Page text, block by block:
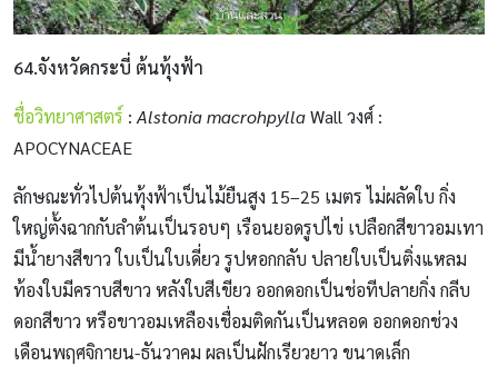
64.จังหวัดกระบี่ ต้นทุ้งฟ้า
ชื่อวิทยาศาสตร์ : Alstonia macrohpyllaWall วงศ์ :
APOCYNACEAE
ลักษณะทั่วไปต้นทุ้งฟ้าเป็นไม้ยืนสูง 15–25 เมตร ไม่ผลัดใบ กิ่ง
ใหญ่ตั้งฉากกับลำต้นเป็นรอบๆ เรือนยอดรูปไข่ เปลือกสีขาวอมเทา
มีน้ำยางสีขาว ใบเป็นใบเดี่ยว รูปหอกกลับ ปลายใบเป็นติ่งแหลม
ท้องใบมีคราบสีขาว หลังใบสีเขียว ออกดอกเป็นช่อทีปลายกิ่ง กลีบ
ดอกสีขาว หรือขาวอมเหลืองเชื่อมติดกันเป็นหลอด ออกดอกช่วง
เดือนพฤศจิกายน-ธันวาคม ผลเป็นฝักเรียวยาว ขนาดเล็ก